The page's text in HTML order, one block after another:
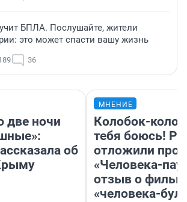
БПЛА. Послушайте, жители
это может спасти вашу жизнь
36
две ночи
об
МНЕНИЕ
Колобок-
тебя боюсь!
отложили
«Человека-
отзыв о
«человека-